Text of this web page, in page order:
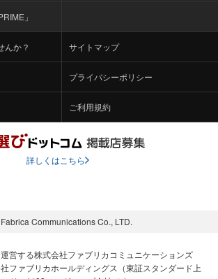
」
んか？ サイトマップ
プライバシーポリシー
ご利用規約
詳しくはこちら
Communications Co., LTD.
営する株式会社ファブリカコミュニケーションズ
ファブリカホールディングス（東証スタンダード上